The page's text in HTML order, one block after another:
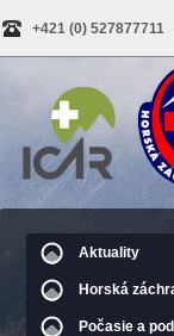
+421 (0) 527877711
Aktuality
Horská
Počasie a